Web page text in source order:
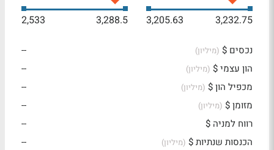
3,232.75
3,205.63
3,288.5
2,533
נכסים $ (מיליון)
--
הון עצמי $ (מיליון)
--
מכפיל הון $ (מיליון)
--
מזומן $ (מיליון)
--
רווח למניה $
--
הכנסות שנתיות $ (מיליון)
--